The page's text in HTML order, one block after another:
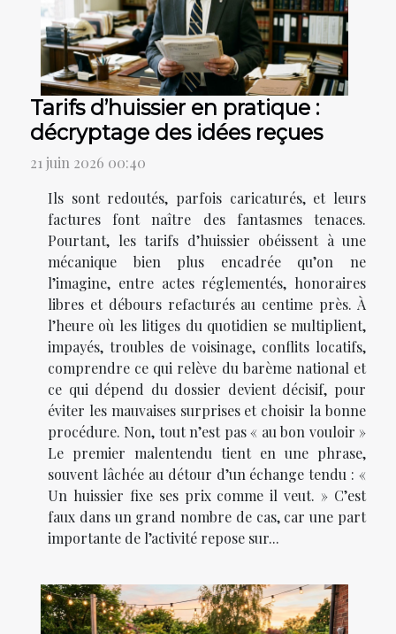
Tarifs d’huissier en pratique :
décryptage des idées reçues
21 juin 2026 00:40
Ils sont redoutés, parfois caricaturés, et leurs
factures font naître des fantasmes tenaces.
Pourtant, les tarifs d’huissier obéissent à une
mécanique bien plus encadrée qu’on ne
l’imagine, entre actes réglementés, honoraires
libres et débours refacturés au centime près. À
l’heure où les litiges du quotidien se multiplient,
impayés, troubles de voisinage, conflits locatifs,
comprendre ce qui relève du barème national et
ce qui dépend du dossier devient décisif, pour
éviter les mauvaises surprises et choisir la bonne
procédure. Non, tout n’est pas « au bon vouloir »
Le premier malentendu tient en une phrase,
souvent lâchée au détour d’un échange tendu : «
Un huissier fixe ses prix comme il veut. » C’est
faux dans un grand nombre de cas, car une part
importante de l’activité repose sur...